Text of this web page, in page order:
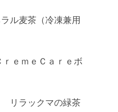
ル麦茶（冷凍兼用
ｅｍｅＣａｒｅボ
リラックマの緑茶